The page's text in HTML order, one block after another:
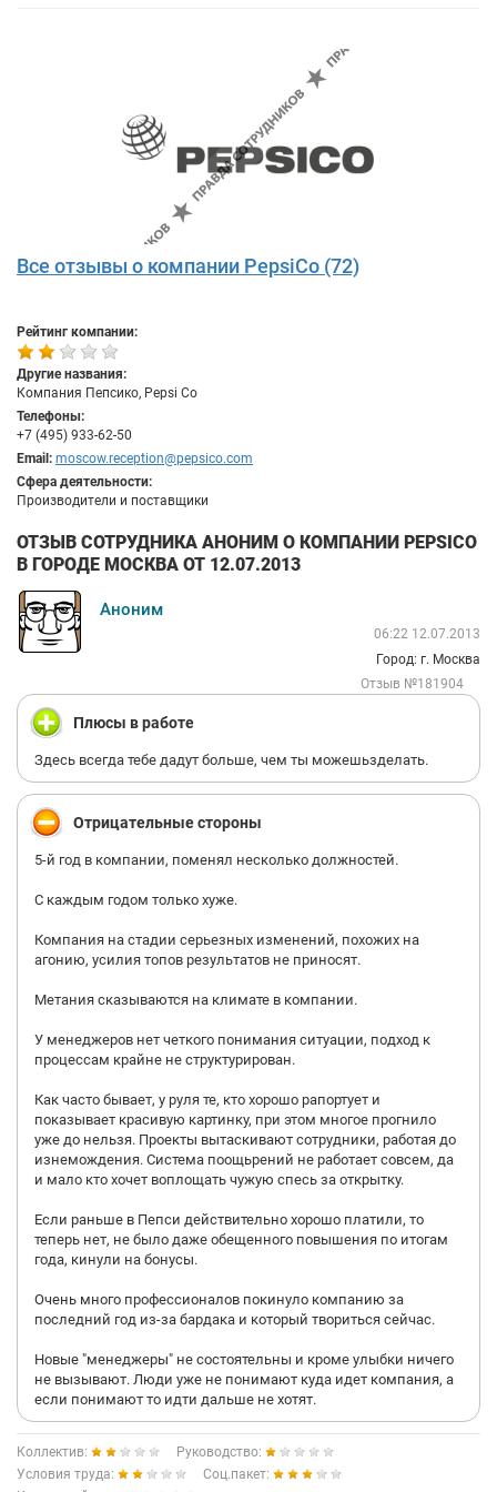
Все отзывы о компании PepsiCo (72)
Рейтинг компании:
Другие названия:
Компания Пепсико, Pepsi Co
Телефоны:
+7 (495) 933-62-50
Email: moscow.reception@pepsico.com
Сфера деятельности:
Производители и поставщики
ОТЗЫВ СОТРУДНИКА АНОНИМ О КОМПАНИИ PEPSICO
В ГОРОДЕ МОСКВА ОТ 12.07.2013
Аноним
06:22 12.07.2013
Город: г. Москва
Отзыв №181904
Плюсы в работе
Здесь всегда тебе дадут больше, чем ты можешьзделать.
Отрицательные стороны
5-й год в компании, поменял несколько должностей.
С каждым годом только хуже.
Компания на стадии серьезных изменений, похожих на
агонию, усилия топов результатов не приносят.
Метания сказываются на климате в компании.
У менеджеров нет четкого понимания ситуации, подход к
процессам крайне не структурирован.
Как часто бывает, у руля те, кто хорошо рапортует и
показывает красивую картинку, при этом многое прогнило
уже до нельзя. Проекты вытаскивают сотрудники, работая до
изнемождения. Система поощьрений не работает совсем, да
и мало кто хочет воплощать чужую спесь за открытку.
Если раньше в Пепси действительно хорошо платили, то
теперь нет, не было даже обещенного повышения по итогам
года, кинули на бонусы.
Очень много профессионалов покинуло компанию за
последний год из-за бардака и который твориться сейчас.
Новые "менеджеры" не состоятельны и кроме улыбки ничего
не вызывают. Люди уже не понимают куда идет компания, а
если понимают то идти дальше не хотят.
Коллектив:
Руководство:
Условия труда:
Соц.пакет: